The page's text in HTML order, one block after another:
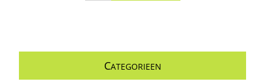
CATEGORIEEN